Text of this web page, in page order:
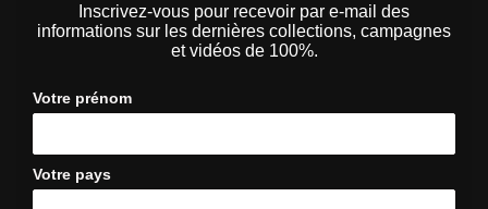
Inscrivez-vous pour recevoir par e-mail des
informations sur les dernières collections, campagnes
et vidéos de 100%.
Votre prénom
Votre pays